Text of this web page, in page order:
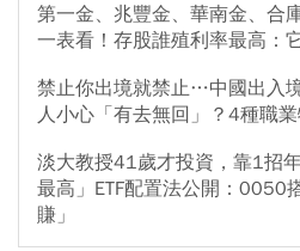
第一金、兆豐金、華南金、合
一表看！存股誰殖利率最高：
禁止你出境就禁止…中國出入
人小心「有去無回」？4種職
淡大教授41歲才投資，靠1招
最高」ETF配置法公開：0050
賺」